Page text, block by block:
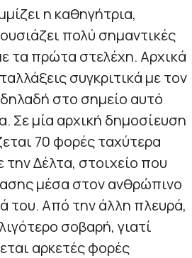
η καθηγήτρια,
πολύ σημαντικές
τα πρώτα στελέχη. Αρχικά
συγκριτικά με τον
στο σημείο αυτό
Σε μία αρχική δημοσίευση
70 φορές ταχύτερα
Δέλτα, στοιχείο που
μέσα στον ανθρώπινο
του. Από την άλλη πλευρά,
σοβαρή, γιατί
αρκετές φορές